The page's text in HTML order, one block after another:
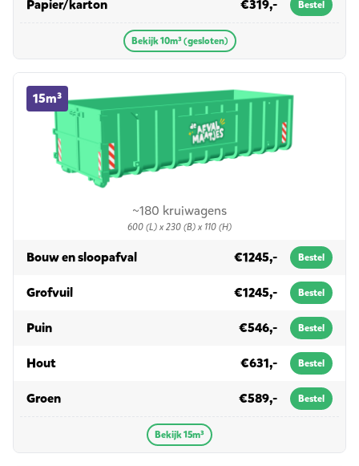
Papier/kartonin 10m³ (gesloten) €319,- Bestel
Bekijk 10m³ (gesloten)
~180 kruiwagens
600 (L) x 230 (B) x 110 (H)
15m³
15m³ container huren
Bouw en sloopafvalin 15m³ €1245,- Bestel
Grofvuilin 15m³ €1245,- Bestel
Puinin 15m³ €546,- Bestel
Houtin 15m³ €631,- Bestel
Groenin 15m³ €589,- Bestel
Bekijk 15m³